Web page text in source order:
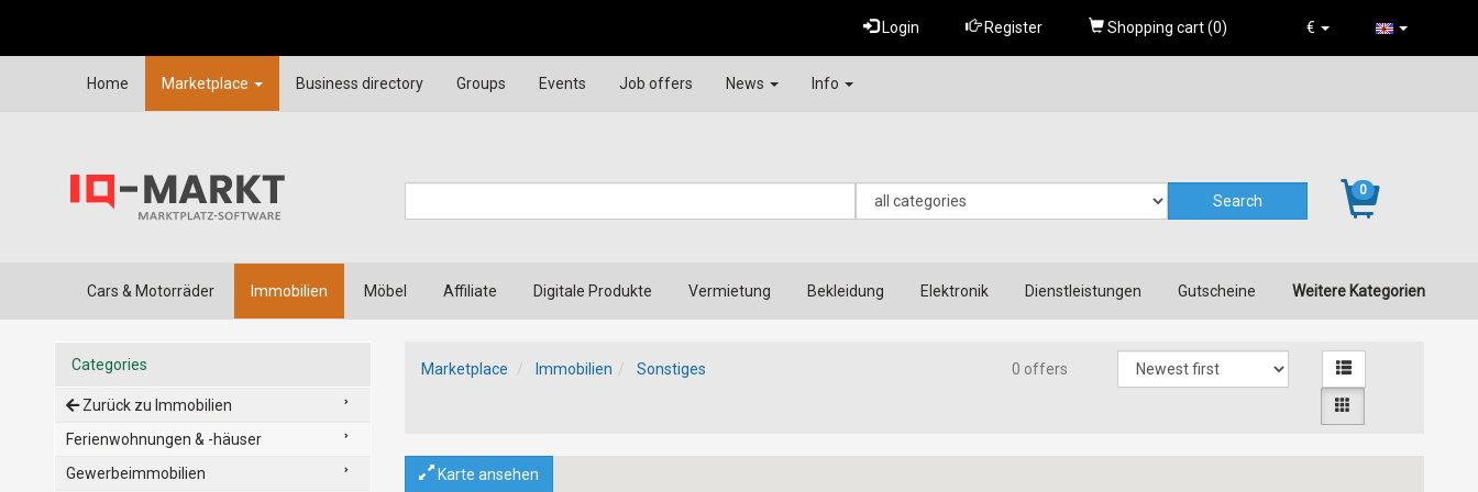
€
Login Register Shopping cart (0)
Home Marketplace Business directory Groups Events Job offers News Info
0
Cars & Motorräder Immobilien Möbel Affiliate Digitale Produkte Vermietung Bekleidung Elektronik Dienstleistungen Gutscheine Weitere Kategorien
Marketplace Immobilien Sonstiges 0 offers
Karte ansehen
Categories
Zurück zu Immobilien
Ferienwohnungen & -häuser
Gewerbeimmobilien